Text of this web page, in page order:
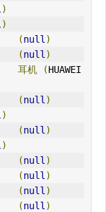
)
)
(null )
(null )
耳机 (HUAWEI
(null )
)
(null )
)
(null )
(null )
(null )
(null )